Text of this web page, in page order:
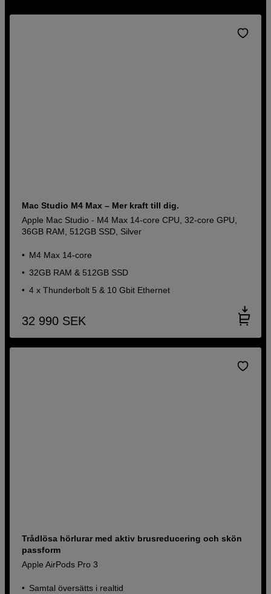
Mac Studio M4 Max – Mer kraft till dig.
Apple Mac Studio - M4 Max 14‑core CPU, 32-core GPU,
36GB RAM, 512GB SSD, Silver
M4 Max 14‑core
32GB RAM & 512GB SSD
4 x Thunderbolt 5 & 10 Gbit Ethernet
32 990 SEK
Trådlösa hörlurar med aktiv brusreducering och skön
passform
Apple AirPods Pro 3
Samtal översätts i realtid